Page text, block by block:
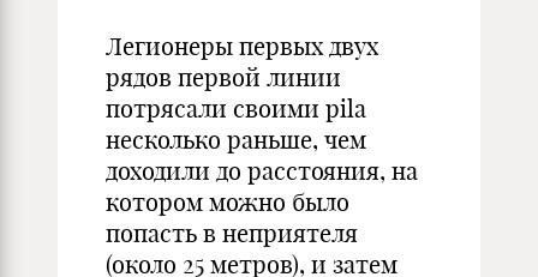
Легионеры первых двух
рядов первой линии
потрясали своими pila
несколько раньше, чем
доходили до расстояния, на
котором можно было
попасть в неприятеля
(около 25 метров), и затем